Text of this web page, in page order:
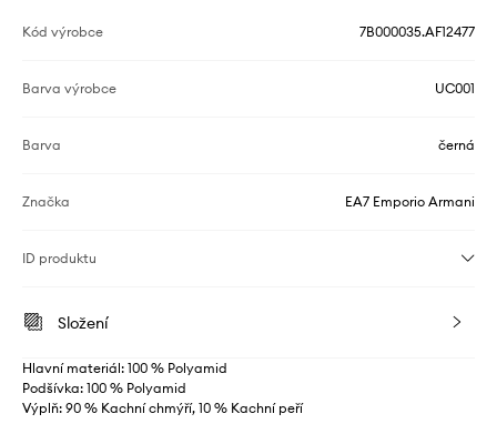
Kód výrobce 7B000035.AF12477
Barva výrobce UC001
Barva černá
Značka EA7 Emporio Armani
ID produktu
Složení
Hlavní materiál: 100 % Polyamid
Podšívka: 100 % Polyamid
Výplň: 90 % Kachní chmýří, 10 % Kachní peří